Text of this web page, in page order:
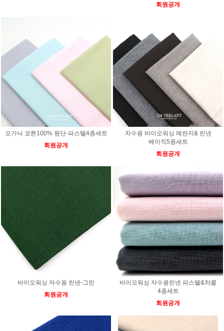
회원공개
오가닉 코튼100% 원단-파스텔4종세트
회원공개
자수용 바이오워싱 메란지& 린넨
베이직5종세트
회원공개
바이오워싱 자수용 린넨-그린
회원공개
바이오워싱 자수용린넨 파스텔&챠콜
4종세트
회원공개